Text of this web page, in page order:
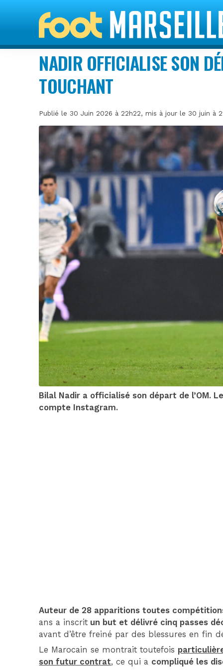
NADIR OFFICIALISE SON
TOUCHANT
Publié le 30 Juin 2026 à 22h22, mis à jour le 30 juin à
Bilal Nadir a officialisé son départ de l’OM.
compte Instagram.
Auteur de 28 apparitions toutes
ans a inscrit un but et délivré cinq passes
avant d’être freiné par des blessures en fin
Le Marocain se montrait toutefois
son futur contrat, ce qui a compliqué les